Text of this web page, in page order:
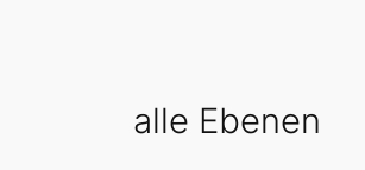
alle Ebenen